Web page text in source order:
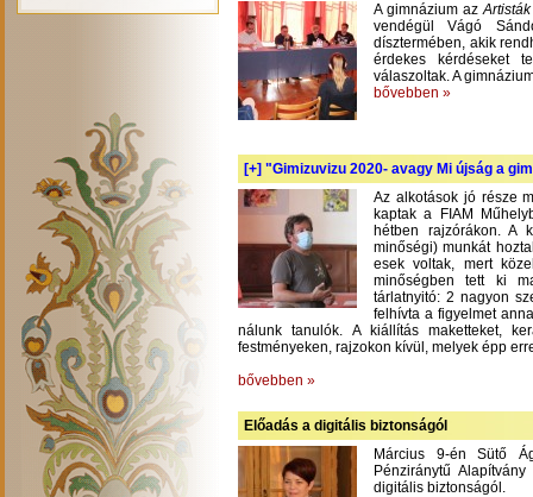
A gimnázium az
vendégül Vágó
dísztermében, akik
érdekes kérdéseket
válaszoltak. A
bővebben »
[+] "Gimizuvizu 2020- avagy Mi újság a
Az alkotások jó része
kaptak a FIAM
hétben rajzórákon. A
minőségi) munkát
esek voltak, mert
minőségben tett ki
tárlatnyitó: 2 nagyon
felhívta a figyelmet
nálunk tanulók. A kiállítás maketteket,
festményeken, rajzokon kívül, melyek épp
bővebben »
Előadás a digitális biztonságól
Március 9-én Sütő
Pénziránytű
digitális biztonságól.